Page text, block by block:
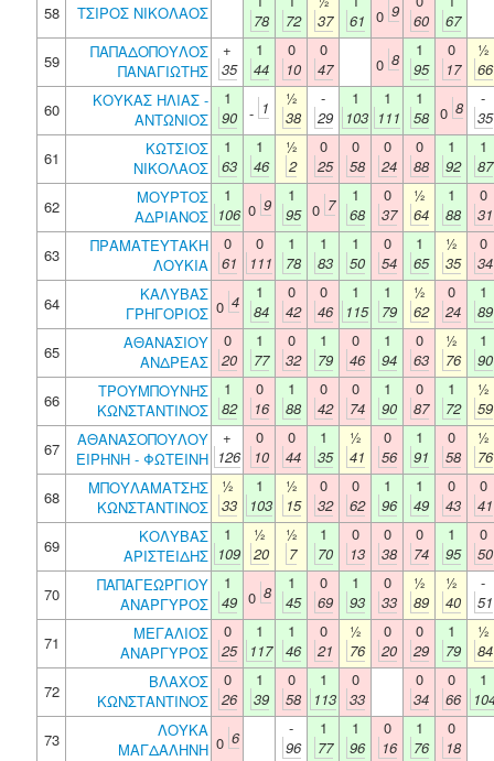
58 ΤΣΙΡΟΣ ΝΙΚΟΛΑΟΣ
78
72
37
61 0 9
60
67
59
ΠΑΠΑΔΟΠΟΥΛΟΣ
ΠΑΝΑΓΙΩΤΗΣ
+
35
1
44
0
10
0
47
0 8
1
95
0
17
½
66
60
ΚΟΥΚΑΣ ΗΛΙΑΣ -
ΑΝΤΩΝΙΟΣ
1
90
- 1
½
38
-
29
1
103
1
111
1
58 0 8
-
35
61
ΚΩΤΣΙΟΣ
ΝΙΚΟΛΑΟΣ
1
63
1
46
½
2
0
25
0
58
0
24
0
88
1
92
1
87
62
ΜΟΥΡΤΟΣ
ΑΔΡΙΑΝΟΣ
1
106 0 9
1
95 0 7
1
68
0
37
½
64
1
88
0
31
63
ΠΡΑΜΑΤΕΥΤΑΚΗ
ΛΟΥΚΙΑ
0
61
0
111
1
78
1
83
1
50
0
54
1
65
½
35
0
34
64
ΚΑΛΥΒΑΣ
ΓΡΗΓΟΡΙΟΣ 0 4
1
84
0
42
0
46
1
115
1
79
½
62
0
24
1
89
65
ΑΘΑΝΑΣΙΟΥ
ΑΝΔΡΕΑΣ
0
20
1
77
0
32
1
79
0
46
1
94
0
63
½
76
1
90
66
ΤΡΟΥΜΠΟΥΝΗΣ
ΚΩΝΣΤΑΝΤΙΝΟΣ
1
82
0
16
1
88
0
42
0
74
1
90
0
87
1
72
½
59
67
ΑΘΑΝΑΣΟΠΟΥΛΟΥ
ΕΙΡΗΝΗ - ΦΩΤΕΙΝΗ
+
126
0
10
0
44
1
35
½
41
0
56
1
91
0
58
½
76
68
ΜΠΟΥΛΑΜΑΤΣΗΣ
ΚΩΝΣΤΑΝΤΙΝΟΣ
½
33
1
103
½
15
0
32
0
62
1
96
1
49
0
43
0
41
69
ΚΟΛΥΒΑΣ
ΑΡΙΣΤΕΙΔΗΣ
1
109
½
20
½
7
1
70
0
13
0
38
0
74
1
95
0
50
70
ΠΑΠΑΓΕΩΡΓΙΟΥ
ΑΝΑΡΓΥΡΟΣ
1
49 0 8
1
45
0
69
1
93
0
33
½
89
½
40
-
51
71
ΜΕΓΑΛΙΟΣ
ΑΝΑΡΓΥΡΟΣ
0
25
1
117
1
46
0
21
½
76
0
20
0
29
1
79
½
84
72
ΒΛΑΧΟΣ
ΚΩΝΣΤΑΝΤΙΝΟΣ
0
26
1
39
0
58
1
113
0
33
0
34
0
66
1
73
ΛΟΥΚΑ
ΜΑΓΔΑΛΗΝΗ 0 6
-
96
1
77
1
96
0
16
1
76
0
18